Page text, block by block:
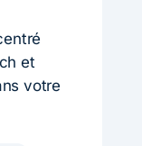
et
votre